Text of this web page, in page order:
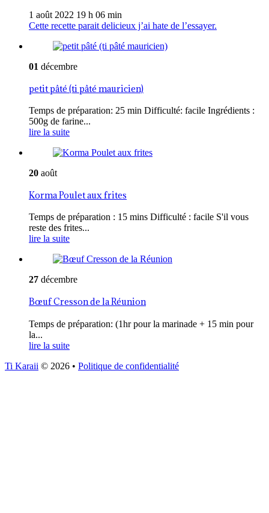
1 août 2022 19 h 06 min
Cette recette parait delicieux j’ai hate de l’essayer.
01 décembre
petit pâté (ti pâté mauricien)
Temps de préparation: 25 min Difficulté: facile Ingrédients :
500g de farine...
lire la suite
20 août
Korma Poulet aux frites
Temps de préparation : 15 mins Difficulté : facile S'il vous
reste des frites...
lire la suite
27 décembre
Bœuf Cresson de la Réunion
Temps de préparation: (1hr pour la marinade + 15 min pour
la...
lire la suite
Ti Karaii © 2026 • Politique de confidentialité